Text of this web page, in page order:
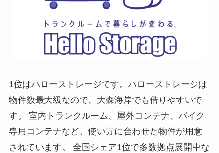
1位はハローストレージです。ハローストレージは
物件数最大級なので、大森海岸でも借りやすいで
す。 室内トランクルーム、屋外コンテナ、バイク
専用コンテナなど、使い方に合わせた物件が用意
されています。 全国シェア1位で多数拠点展開中な